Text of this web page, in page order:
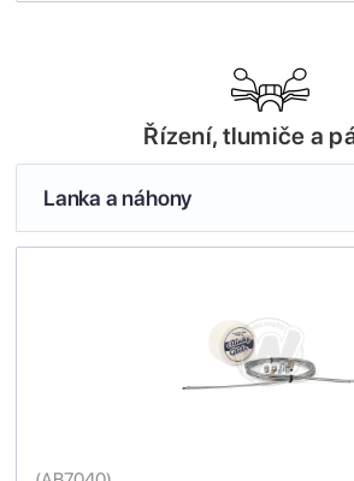
Řízení, tlumiče a
Lanka a náhony